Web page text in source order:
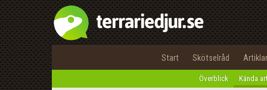
Start Skötselråd Artiklar
Överblick Kända